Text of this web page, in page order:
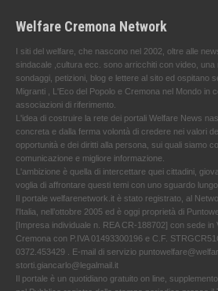
Welfare Cremona Network
I siti del welfare, che nascono nel 2002, oltre alle
sindacale ,cultura ecc. sono arricchiti con video, una
sondaggi, petizioni, blog e lettere al sito ed ospitano
Migranti , L'Eco del Popolo e Cremona nel Mondo in
associazioni di riferimento.
L'idea di costruire la rete dei portali Welfare News
concreta e dalla ferma volontà di credere nei valori
opportunità e dei diritti alla persona, sui quali siamo
comunicazione e migliore informazione.
L'ambizione è quella di intercettare quei cittadini,
voglia di affrontare questi temi con uno sguardo
Il portale welfarenetwork.it è stato registrato, al
l'Italia, nell’ottobre 2005 ed è oggi proprietà di
[Impresa individuale n. REA CR-188702] con sede in
Cremona con P.IVA 01493300196 e C.F.
0372.453429 . E-mail di servizio
storti.giancarlo@legalmail.it
Il portale è un quotidiano gratuito on line,